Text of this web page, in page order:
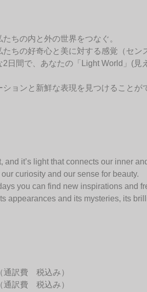
ちの内と外の世界をつなぐ。
ちの好奇心と美に対する感覚（セン
2日間で、あなたの「Light World」(見
ョンと新鮮な表現を見つけることが
and it’s light that connects our inner
curiosity and our sense for beauty.
you can find new inspirations and
appearances and its mysteries, its
訳費　税込み）
訳費　税込み）